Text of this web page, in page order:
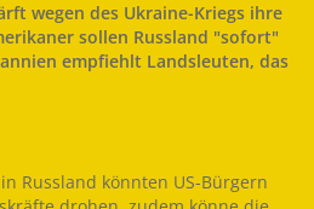
wegen des Ukraine-Kriegs ihre
sollen Russland "sofort"
empfiehlt Landsleuten, das
Russland könnten US-Bürgern